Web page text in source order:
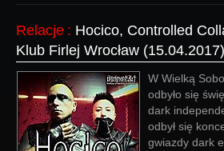
Relacje : Hocico, Controlled
Klub Firlej Wrocław (15.04.2017)
W Wielką
odbyło się
dark
odbył się
gwiazdy dark